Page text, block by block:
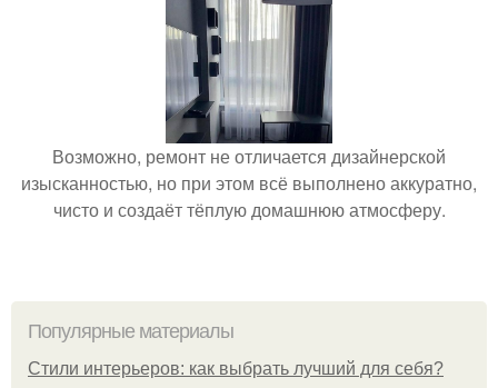
Возможно, ремонт не отличается дизайнерской
изысканностью, но при этом всё выполнено аккуратно,
чисто и создаёт тёплую домашнюю атмосферу.
Популярные материалы
Стили интерьеров: как выбрать лучший для себя?